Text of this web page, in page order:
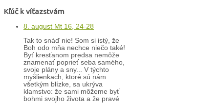
Kľúč k víťazstvám
8. august Mt 16, 24-28
Tak to snáď nie! Som si istý, že
Boh odo mňa nechce niečo také!
Byť kresťanom predsa nemôže
znamenať poprieť seba samého,
svoje plány a sny... V týchto
myšlienkach, ktoré sú nám
všetkým blízke, sa ukrýva
klamstvo: že sami môžeme byť
bohmi svojho života a že pravé